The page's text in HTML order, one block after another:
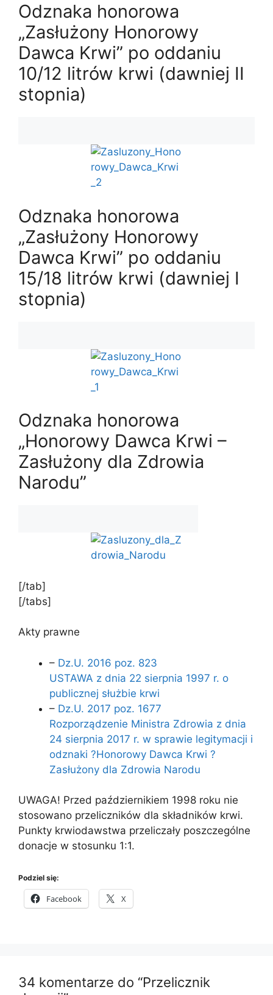
Odznaka honorowa
„Zasłużony Honorowy
Dawca Krwi” po oddaniu
10/12 litrów krwi (dawniej II
stopnia)
Odznaka honorowa
„Zasłużony Honorowy
Dawca Krwi” po oddaniu
15/18 litrów krwi (dawniej I
stopnia)
Odznaka honorowa
„Honorowy Dawca Krwi –
Zasłużony dla Zdrowia
Narodu”
[/tab]
[/tabs]
Akty prawne
– Dz.U. 2016 poz. 823
USTAWA z dnia 22 sierpnia 1997 r. o
publicznej służbie krwi
– Dz.U. 2017 poz. 1677
Rozporządzenie Ministra Zdrowia z dnia
24 sierpnia 2017 r. w sprawie legitymacji i
odznaki ?Honorowy Dawca Krwi ?
Zasłużony dla Zdrowia Narodu
UWAGA! Przed październikiem 1998 roku nie
stosowano przeliczników dla składników krwi.
Punkty krwiodawstwa przeliczały poszczególne
donacje w stosunku 1:1.
Podziel się:
Facebook X
34 komentarze do “Przelicznik